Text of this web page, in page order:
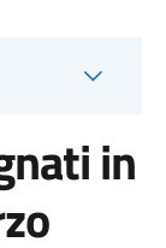
in